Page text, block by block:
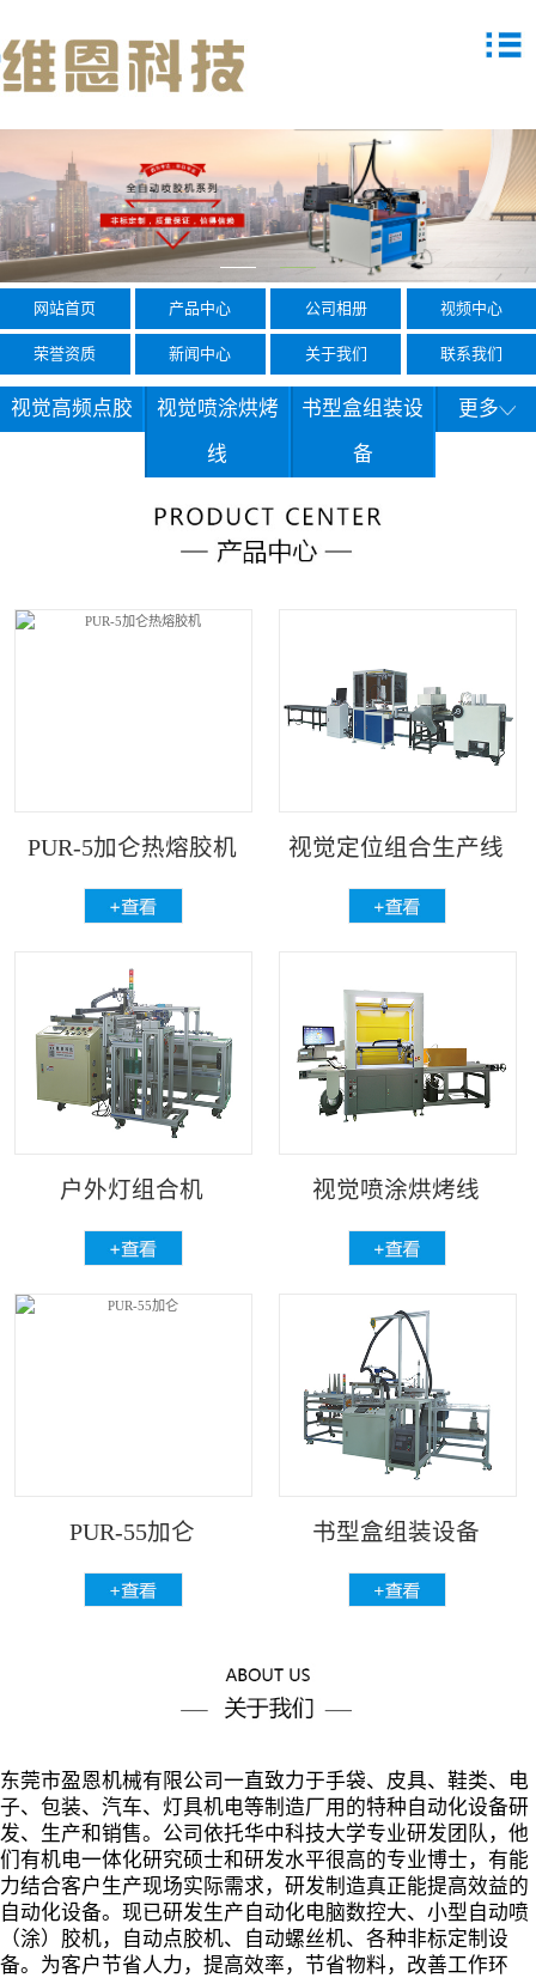
网站首页 产品中心 公司相册 视频中心
荣誉资质 新闻中心 关于我们 联系我们
视觉高频点胶
视觉喷涂烘烤
线
书型盒组装设
备
更多
PUR-5加仑热熔胶机 视觉定位组合生产线
户外灯组合机 视觉喷涂烘烤线
PUR-55加仑 书型盒组装设备
东莞市盈恩机械有限公司一直致力于手袋、皮具、鞋类、电
子、包装、汽车、灯具机电等制造厂用的特种自动化设备研
发、生产和销售。公司依托华中科技大学专业研发团队，他
们有机电一体化研究硕士和研发水平很高的专业博士，有能
力结合客户生产现场实际需求，研发制造真正能提高效益的
自动化设备。现已研发生产自动化电脑数控大、小型自动喷
（涂）胶机，自动点胶机、自动螺丝机、各种非标定制设
备。为客户节省人力，提高效率，节省物料，改善工作环